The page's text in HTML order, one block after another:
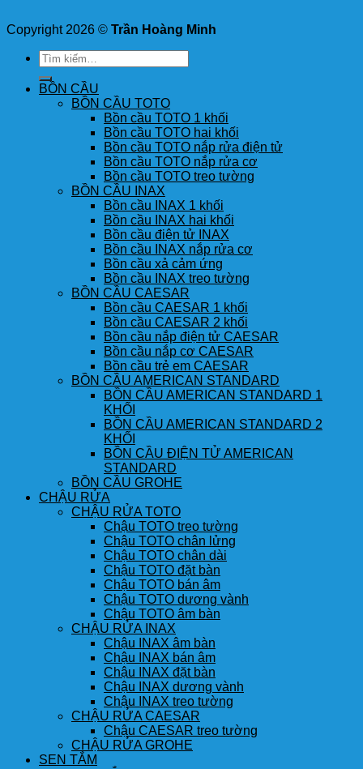
Copyright 2026 © Trần Hoàng Minh
Tìm
kiếm:
BỒN CẦU
BỒN CẦU TOTO
Bồn cầu TOTO 1 khối
Bồn cầu TOTO hai khối
Bồn cầu TOTO nắp rửa điện tử
Bồn cầu TOTO nắp rửa cơ
Bồn cầu TOTO treo tường
BỒN CẦU INAX
Bồn cầu INAX 1 khối
Bồn cầu INAX hai khối
Bồn cầu điện tử INAX
Bồn cầu INAX nắp rửa cơ
Bồn cầu xả cảm ứng
Bồn cầu INAX treo tường
BỒN CẦU CAESAR
Bồn cầu CAESAR 1 khối
Bồn cầu CAESAR 2 khối
Bồn cầu nắp điện tử CAESAR
Bồn cầu nắp cơ CAESAR
Bồn cầu trẻ em CAESAR
BỒN CẦU AMERICAN STANDARD
BỒN CẦU AMERICAN STANDARD 1
KHỐI
BỒN CẦU AMERICAN STANDARD 2
KHỐI
BỒN CẦU ĐIỆN TỬ AMERICAN
STANDARD
BỒN CẦU GROHE
CHẬU RỬA
CHẬU RỬA TOTO
Chậu TOTO treo tường
Chậu TOTO chân lửng
Chậu TOTO chân dài
Chậu TOTO đặt bàn
Chậu TOTO bán âm
Chậu TOTO dương vành
Chậu TOTO âm bàn
CHẬU RỬA INAX
Chậu INAX âm bàn
Chậu INAX bán âm
Chậu INAX đặt bàn
Chậu INAX dương vành
Chậu INAX treo tường
CHẬU RỬA CAESAR
Chậu CAESAR treo tường
CHẬU RỬA GROHE
SEN TẮM